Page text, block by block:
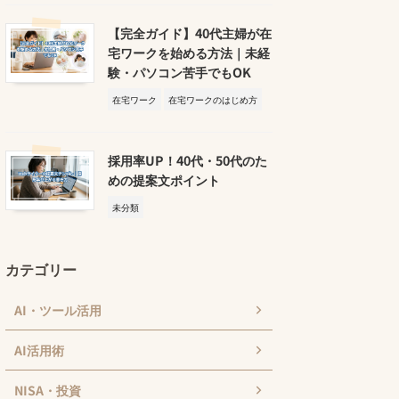
【完全ガイド】40代主婦が在
宅ワークを始める方法｜未経
験・パソコン苦手でもOK
在宅ワーク 在宅ワークのはじめ方
採用率UP！40代・50代のた
めの提案文ポイント
未分類
カテゴリー
AI・ツール活用
AI活用術
NISA・投資